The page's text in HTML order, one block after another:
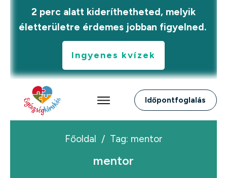
2 perc alatt kideríthetheted, melyik
életterületre érdemes jobban figyelned.
Ingyenes kvízek
Időpontfoglalás
Főoldal / Tag: mentor
mentor